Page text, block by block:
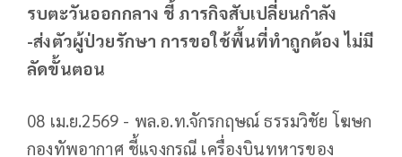
รบตะวันออกกลาง ชี้ ภารกิจสับเปลี่ยนกำลัง
-ส่งตัวผู้ป่วยรักษา การขอใช้พื้นที่ทำถูกต้อง ไม่มี
ลัดขั้นตอน
08 เม.ย.2569 - พล.อ.ท.จักรกฤษณ์ ธรรมวิชัย โฆษก
กองทัพอากาศ ชี้แจงกรณี เครื่องบินทหารของ